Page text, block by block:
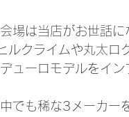
場は当店がお世話
ルクライムや丸太ロ
ューロモデルをイ
でも稀な3メーカー